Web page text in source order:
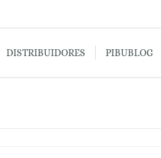
DISTRIBUIDORES PIBUBLOG